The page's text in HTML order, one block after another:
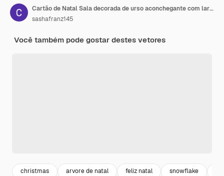
Cartão de Natal Sala decorada de urso aconchegante com lareira, cadeira vermelha e mesa de centro
sashafranz145
Você também pode gostar destes vetores
christmas arvore de natal feliz natal snowflake